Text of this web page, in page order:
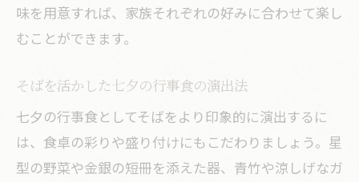
味を用意すれば、家族それぞれの好みに合わせて楽し
むことができます。
そばを活かした七夕の行事食の演出法
七夕の行事食としてそばをより印象的に演出するに
は、食卓の彩りや盛り付けにもこだわりましょう。星
型の野菜や金銀の短冊を添えた器、青竹や涼しげなガ